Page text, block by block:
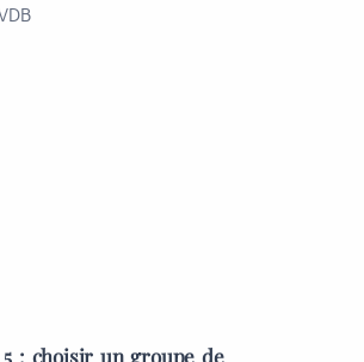
5 : choisir un groupe de